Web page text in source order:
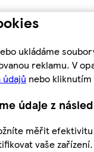
ukládáme
reklamu. V
nebo
údaje z
měřit
vaše zařízení.